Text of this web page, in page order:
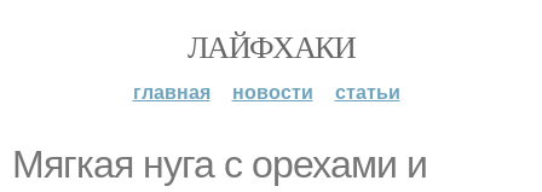
ЛАЙФХАКИ
главная новости статьи
Мягкая нуга с орехами и